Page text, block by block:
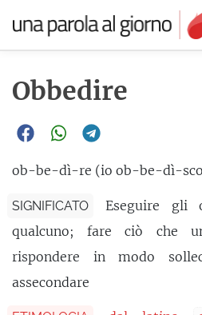
Obbedire
ob-be-dì-re (io ob-be-dì-
SIGNIFICATO
Eseguire gli
qualcuno; fare ciò che
rispondere in modo
assecondare